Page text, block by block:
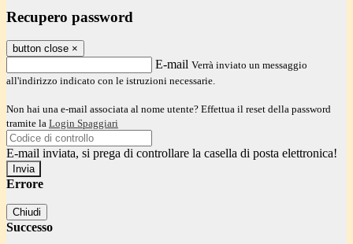
Recupero password
button close ×
E-mail Verrà inviato un messaggio
all'indirizzo indicato con le istruzioni necessarie.
Non hai una e-mail associata al nome utente? Effettua il reset della password
tramite la Login Spaggiari
E-mail inviata, si prega di controllare la casella di posta elettronica!
Errore
Chiudi
Successo